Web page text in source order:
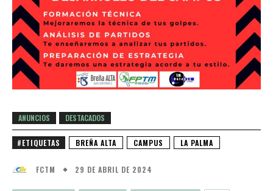
ANUNCIOS DESTACADOS
#ETIQUETAS BREÑA ALTA CAMPUS LA PALMA
FCTM 29 DE ABRIL DE 2024